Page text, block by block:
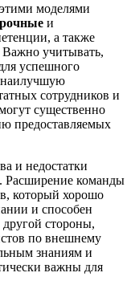
моделями
и
а также
учитывать,
успешного
наилучшую
сотрудников и
существенно
предоставляемых
и недостатки
Расширение команды
который хорошо
и способен
стороны,
по внешнему
знаниям и
важны для